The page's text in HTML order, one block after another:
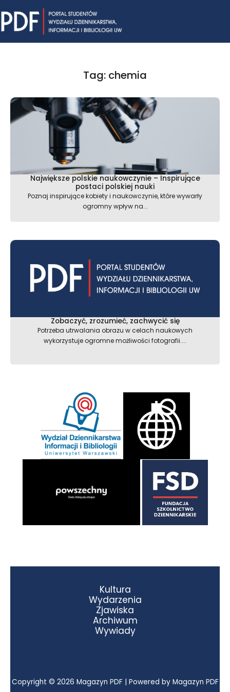
to
content
Tag: chemia
Największe polskie naukowczynie – Inspirujące
postaci polskiej nauki
Poznaj inspirujące kobiety i naukowczynie, które wywarły
ogromny wpływ na...
Zobaczyć, zrozumieć, zachwycić się
Potrzeba utrwalania obrazu w celach naukowych
wykorzystuje ogromne możliwości fotografii....
Kultura
Wydarzenia
Zjawiska
Archiwum
Wywiady
Copyright © 2026 Magazyn PDF | Powered by Magazyn PDF